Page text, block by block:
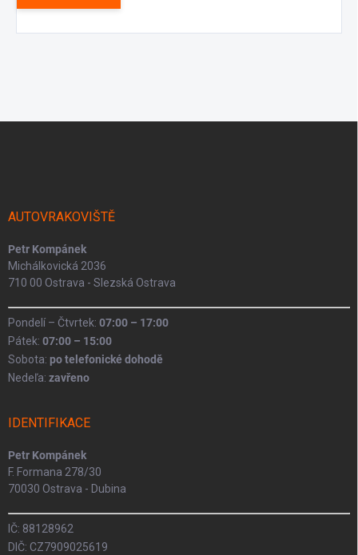
AUTOVRAKOVIŠTĚ
Petr Kompánek
Michálkovická 2036
710 00 Ostrava - Slezská Ostrava
Pondelí – Čtvrtek: 07:00 – 17:00
Pátek: 07:00 – 15:00
Sobota: po telefonické dohodě
Nedeľa: zavřeno
IDENTIFIKACE
Petr Kompánek
F. Formana 278/30
70030 Ostrava - Dubina
IČ: 88128962
DIČ: CZ7909025619